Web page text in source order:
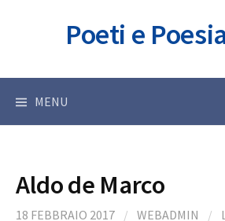
Poeti e
MENU
Aldo de Marco
18 FEBBRAIO 2017 / WEBADMIN /